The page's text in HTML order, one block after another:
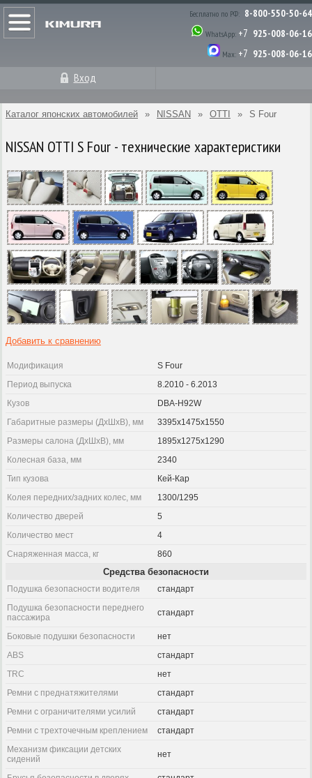
Бесплатно по РФ: 8-800-550-50-64
WhatsApp: +7 925-008-06-16
Max: +7 925-008-06-16
Вход
Каталог японских автомобилей » NISSAN » OTTI » S Four
NISSAN OTTI S Four - технические характеристики
Добавить к сравнению
Модификация
S Four
Период выпуска
8.2010 - 6.2013
Кузов
DBA-H92W
Габаритные размеры (ДхШхВ), мм
3395x1475x1550
Размеры салона (ДхШхВ), мм
1895x1275x1290
Колесная база, мм
2340
Тип кузова
Кей-Кар
Колея передних/задних колес, мм
1300/1295
Количество дверей
5
Количество мест
4
Снаряженная масса, кг
860
Средства безопасности
Подушка безопасности водителя
стандарт
Подушка безопасности переднего
пассажира
стандарт
Боковые подушки безопасности
нет
ABS
стандарт
TRC
нет
Ремни с преднатяжителями
стандарт
Ремни с ограничителями усилий
стандарт
Ремни с трехточечным креплением
стандарт
Механизм фиксации детских
сидений
нет